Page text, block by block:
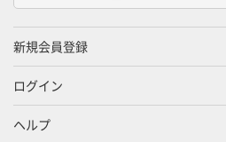
新規会員登録
ログイン
ヘルプ